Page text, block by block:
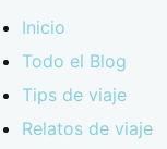
Inicio
Todo el Blog
Tips de viaje
Relatos de viaje